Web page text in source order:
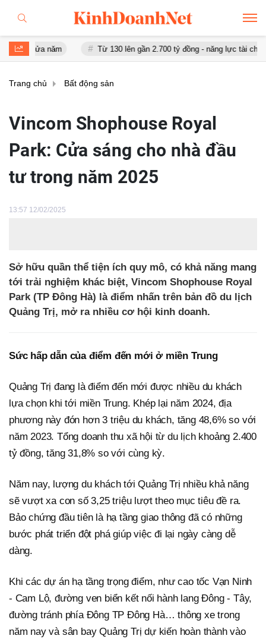
Từ 130 lên gần 2.700 tỷ đồng - năng lực tài chính của
Trang chủ Bất động sản
Vincom Shophouse Royal
Park: Cửa sáng cho nhà đầu
tư trong năm 2025
13:57 12/02/2025
Sở hữu quần thể tiện ích quy mô, có khả năng mang
tới trải nghiệm khác biệt, Vincom Shophouse Royal
Park (TP Đông Hà) là điểm nhấn trên bản đồ du lịch
Quảng Trị, mở ra nhiều cơ hội kinh doanh.
Sức hấp dẫn của điểm đến mới ở miền Trung
Quảng Trị đang là điểm đến mới được nhiều du khách
lựa chọn khi tới miền Trung. Khép lại năm 2024, địa
phương này đón hơn 3 triệu du khách, tăng 48,6% so với
năm 2023. Tổng doanh thu xã hội từ du lịch khoảng 2.400
tỷ đồng, tăng 31,8% so với cùng kỳ.
Năm nay, lượng du khách tới Quảng Trị nhiều khả năng
sẽ vượt xa con số 3,25 triệu lượt theo mục tiêu đề ra.
Bảo chứng đầu tiên là hạ tầng giao thông đã có những
bước phát triển đột phá giúp việc đi lại ngày càng dễ
dàng.
Khi các dự án hạ tầng trọng điểm, như cao tốc Vạn Ninh
- Cam Lộ, đường ven biển kết nối hành lang Đông - Tây,
đường tránh phía Đông TP Đông Hà… thông xe trong
năm nay và sân bay Quảng Trị dự kiến hoàn thành vào